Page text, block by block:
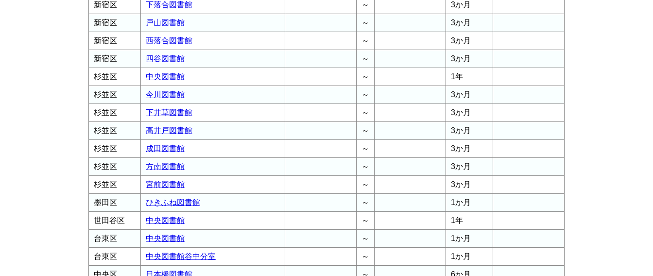
新宿区 下落合図書館 ～ 3か月
新宿区 戸山図書館 ～ 3か月
新宿区 西落合図書館 ～ 3か月
新宿区 四谷図書館 ～ 3か月
杉並区 中央図書館 ～ 1年
杉並区 今川図書館 ～ 3か月
杉並区 下井草図書館 ～ 3か月
杉並区 高井戸図書館 ～ 3か月
杉並区 成田図書館 ～ 3か月
杉並区 方南図書館 ～ 3か月
杉並区 宮前図書館 ～ 3か月
墨田区 ひきふね図書館 ～ 1か月
世田谷区 中央図書館 ～ 1年
台東区 中央図書館 ～ 1か月
台東区 中央図書館谷中分室 ～ 1か月
中央区 日本橋図書館 ～ 6か月